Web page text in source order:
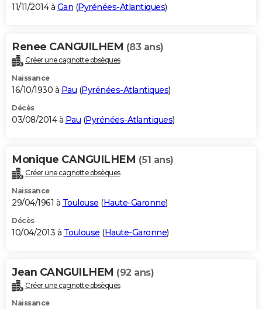
11/11/2014 à Gan (Pyrénées-Atlantiques)
Renee CANGUILHEM (83 ans)
Créer une cagnotte obsèques
Naissance
16/10/1930 à Pau (Pyrénées-Atlantiques)
Décès
03/08/2014 à Pau (Pyrénées-Atlantiques)
Monique CANGUILHEM (51 ans)
Créer une cagnotte obsèques
Naissance
29/04/1961 à Toulouse (Haute-Garonne)
Décès
10/04/2013 à Toulouse (Haute-Garonne)
Jean CANGUILHEM (92 ans)
Créer une cagnotte obsèques
Naissance